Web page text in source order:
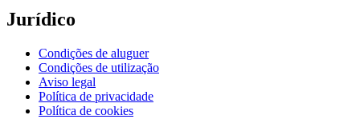
Jurídico
Condições de aluguer
Condições de utilização
Aviso legal
Política de privacidade
Política de cookies